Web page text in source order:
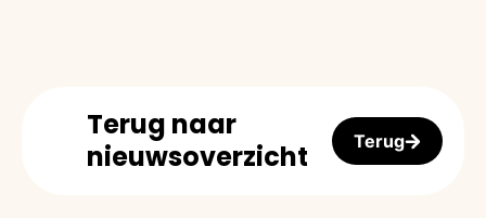
Terug naar
nieuwsoverzicht
Terug